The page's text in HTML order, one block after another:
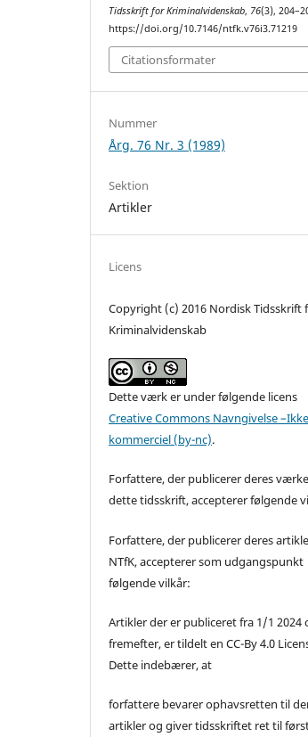
Tidsskrift for Kriminalvidenskab, 76(3),
https://doi.org/10.7146/ntfk.v76i3.71219
Citationsformater
Nummer
Årg. 76 Nr. 3 (1989)
Sektion
Artikler
Licens
Copyright (c) 2016 Nordisk Tidsskrift
Kriminalvidenskab
Dette værk er under følgende licens
Creative Commons Navngivelse
kommerciel (by-nc).
Forfattere, der publicerer deres
dette tidsskrift, accepterer følgende
Forfattere, der publicerer deres
NTfK, accepterer som udgangspunkt
følgende vilkår:
Artikler der er publiceret fra 1/1 2024
fremefter, er tildelt en CC-By 4.0
Dette indebærer, at
forfattere bevarer ophavsretten til
artikler og giver tidsskriftet ret til